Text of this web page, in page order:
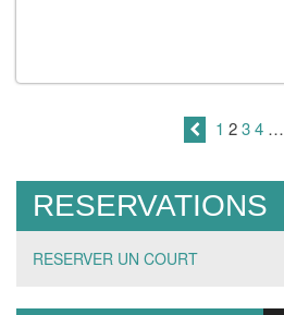
1 2 3 4 …
RESERVATIONS
RESERVER UN COURT